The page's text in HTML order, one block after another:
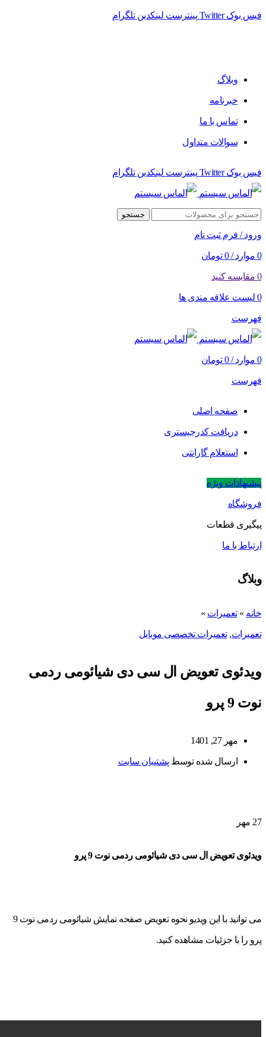
فیس بوک Twitter پینترست لینکدین تلگرام
وبلاگ
خبرنامه
تماس با ما
سوالات متداول
فیس بوک Twitter پینترست لینکدین تلگرام
جستجو
ورود / فرم ثبت نام
0 موارد /
0 تومان
0 مقایسه کنید
0 لیست علاقه مندی ها
فهرست
0 موارد /
0 تومان
فهرست
صفحه اصلی
دریافت کدرجیستری
استعلام گارانتی
پیشنهادات ویژه
فروشگاه
پیگیری قطعات
ارتباط با ما
وبلاگ
خانه »تعمیرات »
تعمیرات,تعمیرات تخصصی موبایل
ویدئوی تعویض ال سی دی شیائومی ردمی
نوت 9 پرو
مهر 27, 1401
ارسال شده توسط پشتیبان سایت
27 مهر
ویدئوی تعویض ال سی دی شیائومی ردمی نوت 9 پرو
می توانید با این ویدیو نحوه تعویض صفحه نمایش شیائومی ردمی نوت 9
پرو را با جزئیات مشاهده کنید.